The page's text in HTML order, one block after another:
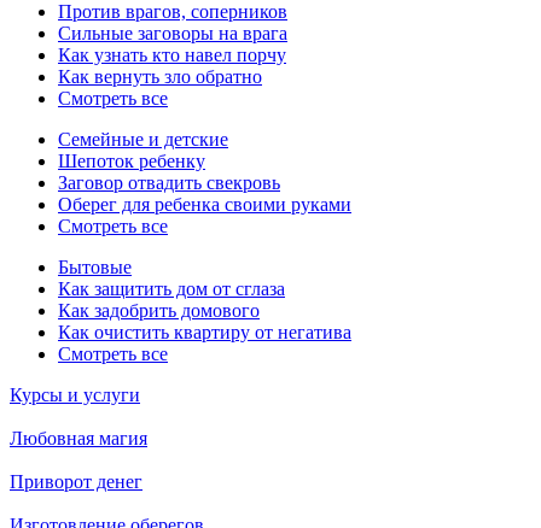
Против врагов, соперников
Сильные заговоры на врага
Как узнать кто навел порчу
Как вернуть зло обратно
Смотреть все
Семейные и детские
Шепоток ребенку
Заговор отвадить свекровь
Оберег для ребенка своими руками
Смотреть все
Бытовые
Как защитить дом от сглаза
Как задобрить домового
Как очистить квартиру от негатива
Смотреть все
Курсы и услуги
Любовная магия
Приворот денег